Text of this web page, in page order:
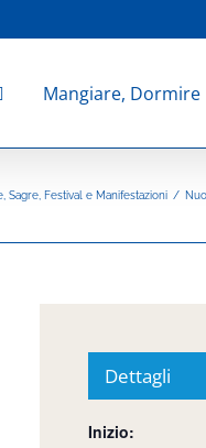
Mangiare, Dormire
Sagre, Festival e Manifestazioni /
Dettagli
Inizio: